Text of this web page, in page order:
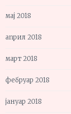
мај 2018
април 2018
март 2018
фебруар 2018
јануар 2018